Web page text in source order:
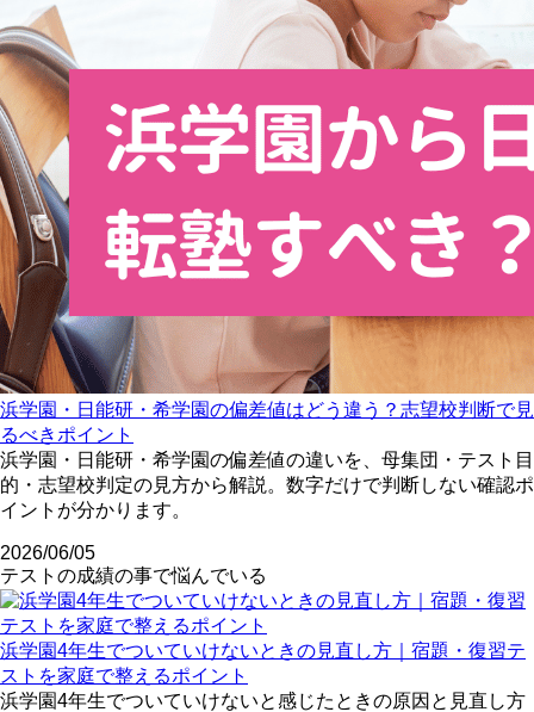
浜学園・日能研・希学園の偏差値はどう違う？志望校判断で見
るべきポイント
浜学園・日能研・希学園の偏差値の違いを、母集団・テスト目
的・志望校判定の見方から解説。数字だけで判断しない確認ポ
イントが分かります。
2026/06/05
テストの成績の事で悩んでいる
浜学園4年生でついていけないときの見直し方｜宿題・復習テ
ストを家庭で整えるポイント
浜学園4年生でついていけないと感じたときの原因と見直し方